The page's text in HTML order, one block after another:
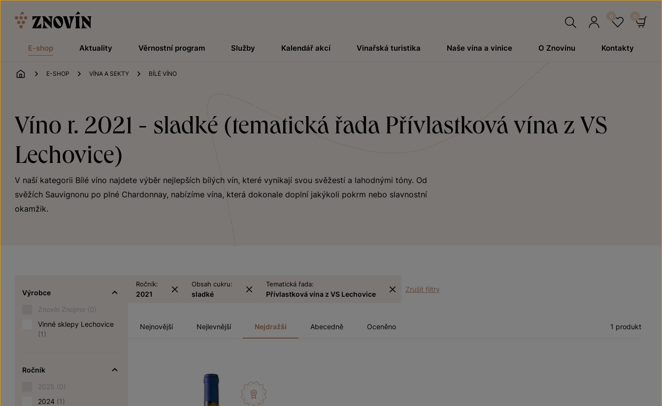
E-shop Aktuality Věrnostní program Služby Kalendář akcí Vinařská turistika Naše vína a vinice O Znovínu Kontakty
ÚVOD
E-SHOP VÍNA A SEKTY BÍLÉ VÍNO
Víno r. 2021 - sladké (tematická řada Přívlastková vína z VS
Lechovice)
V naší kategorii Bílé víno najdete výběr nejlepších bílých vín, které vynikají svou svěžestí a lahodnými tóny. Od
svěžích Sauvignonu po plné Chardonnay, nabízíme vína, která dokonale doplní jakýkoli pokrm nebo slavnostní
okamžik.
Výrobce
Znovín Znojmo (0)
Vinné sklepy Lechovice
(1)
Ročník
2025 (0)
2024 (1)
Ročník:
2021
Obsah cukru:
sladké
Tematická řada:
Přívlastková vína z VS Lechovice
Zrušit filtry
Nejnovější Nejlevnější Nejdražší Abecedně Oceněno 1 produkt